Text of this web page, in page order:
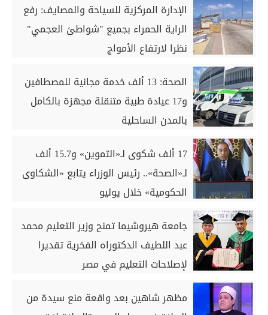
الإدارة المركزية للسياحة والمصايف: رفع
الراية الحمراء بجميع "شواطئ العجمي"
نظرا لارتفاع الأمواج
الصحة: 13 ألف خدمة مجانية للمصطافين
و17 عيادة طبية متنقلة مجهزة بالكامل
بالمدن الساحلية
17 ألف شكوى لـ«التموين» و15.7 ألف
لـ«الصحة».. رئيس الوزراء يتابع «الشكاوى
الحكومية» خلال يوليو
جامعة هيروشيما تمنح وزير التعليم محمد
عبد اللطيف الدكتوراه الفخرية تقديرا
لإصلاحات التعليم في مصر
مظهر شاهين بعد واقعة منع سيدة من